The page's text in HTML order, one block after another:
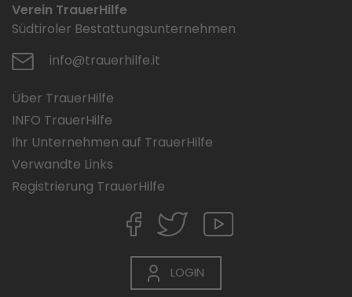
Verein TrauerHilfe
Südtiroler Bestattungsunternehmen
info@trauerhilfe.it
Über TrauerHilfe
INFO TrauerHilfe
Ihr Unternehmen auf TrauerHilfe
Verwandte Links
Registrierung TrauerHilfe
LOGIN